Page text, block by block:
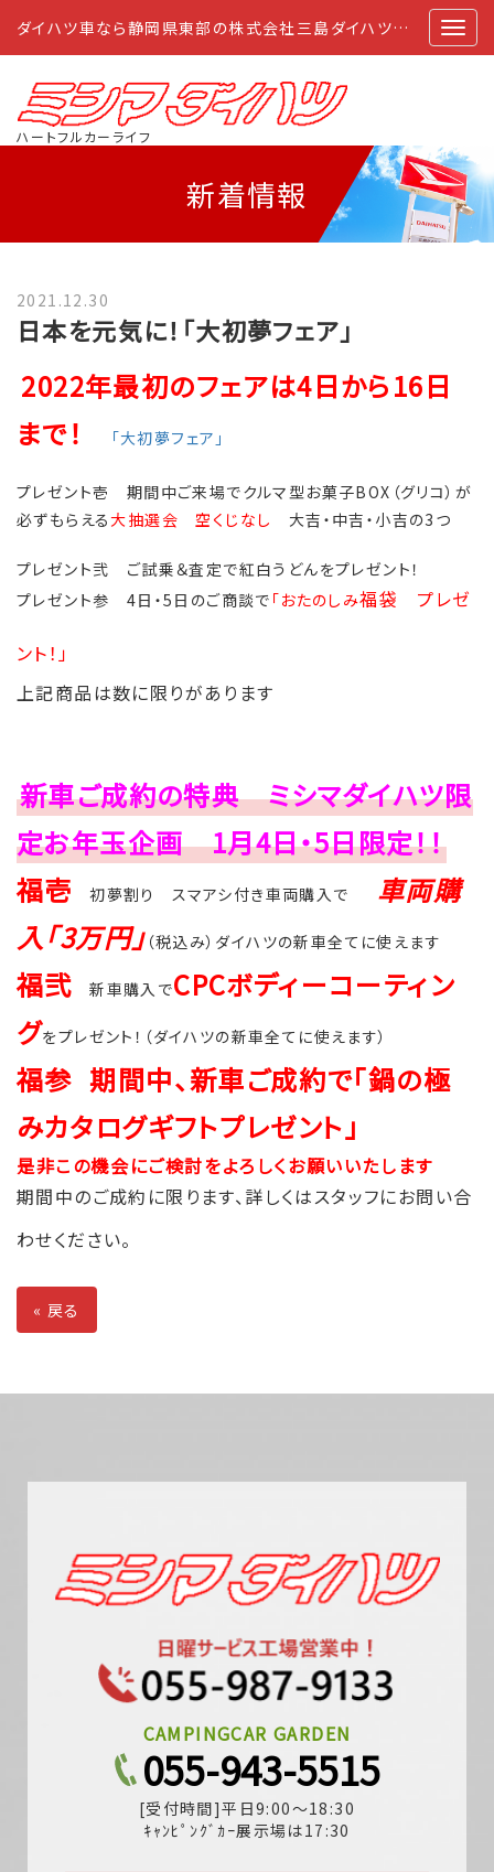
ダイハツ車なら静岡県東部の株式会社三島ダイハツにおまかせ
ハートフルカーライフ
新着情報
2021.12.30
日本を元気に！「大初夢フェア」
2022年最初のフェアは4日から16日
まで！
「大初夢フェア」
プレゼント壱 期間中ご来場でクルマ型お菓子BOX（グリコ）が
必ずもらえる大抽選会 空くじなし 大吉・中吉・小吉の3つ
プレゼント弐 ご試乗＆査定で紅白うどんをプレゼント！
プレゼント参 4日・5日のご商談で 「おたのしみ福袋 プレゼ
ント！」
上記商品は数に限りがあります
新車ご成約の特典 ミシマダイハツ限
定お年玉企画 1月4日・5日限定！！
福壱 初夢割り スマアシ付き車両購入で
車両購
入「3万円」 （税込み）ダイハツの新車全てに使えます
福弐 新車購入でCPCボディーコーティン
グをプレゼント！（ダイハツの新車全てに使えます）
福参 期間中、新車ご成約で「鍋の極
みカタログギフトプレゼント」
是非この機会にご検討をよろしくお願いいたします
期間中のご成約に限ります、詳しくはスタッフにお問い合
わせください。
« 戻る
CAMPINGCAR GARDEN
055-943-5515
[受付時間]平日9:00～18:30
ｷｬﾝﾋﾟﾝｸﾞｶｰ展示場は17:30